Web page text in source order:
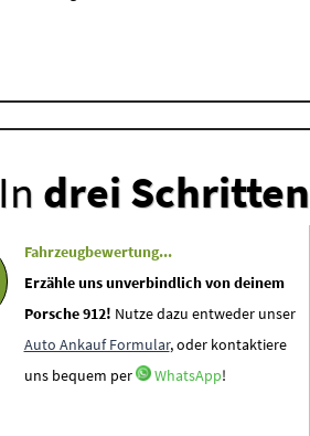
In drei Schritten
Fahrzeugbewertung...
Erzähle uns unverbindlich von deinem
Porsche 912! Nutze dazu entweder unser
Auto Ankauf Formular, oder kontaktiere
uns bequem per
WhatsApp!